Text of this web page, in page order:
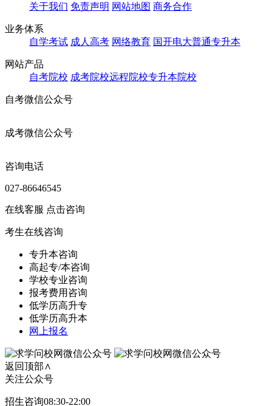
关于我们 免责声明 网站地图 商务合作
业务体系
自学考试 成人高考 网络教育 国开电大普通专升本
网站产品
自考院校 成考院校远程院校专升本院校
自考微信公众号
成考微信公众号
咨询电话
027-86646545
在线客服 点击咨询
考生在线咨询
专升本咨询
高起专/本咨询
学校专业咨询
报考费用咨询
低学历高升专
低学历高升本
网上报名
返回顶部∧
关注公众号
招生咨询08:30-22:00